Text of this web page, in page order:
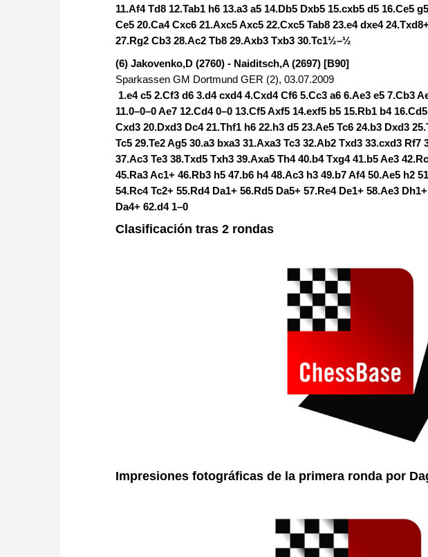
11.Af4 Td8 12.Tab1 h6 13.a3 a5 14.Db5 Dxb5 15.cxb5 d5 16.Ce5
Ce5 20.Ca4 Cxc6 21.Axc5 Axc5 22.Cxc5 Tab8 23.e4 dxe4
27.Rg2 Cb3 28.Ac2 Tb8 29.Axb3 Txb3 30.Tc1½–½
(6) Jakovenko,D (2760) - Naiditsch,A (2697) [B90]
Sparkassen GM Dortmund GER (2), 03.07.2009
1.e4 c5 2.Cf3 d6 3.d4 cxd4 4.Cxd4 Cf6 5.Cc3 a6 6.Ae3 e5 7.Cb3
11.0–0–0 Ae7 12.Cd4 0–0 13.Cf5 Axf5 14.exf5 b5 15.Rb1 b4
Cxd3 20.Dxd3 Dc4 21.Thf1 h6 22.h3 d5 23.Ae5 Tc6 24.b3 Dxd3
Tc5 29.Te2 Ag5 30.a3 bxa3 31.Axa3 Tc3 32.Ab2 Txd3 33.cxd3 Rf7
37.Ac3 Te3 38.Txd5 Txh3 39.Axa5 Th4 40.b4 Txg4 41.b5 Ae3
45.Ra3 Ac1+ 46.Rb3 h5 47.b6 h4 48.Ac3 h3 49.b7 Af4 50.Ae5 h2
54.Rc4 Tc2+ 55.Rd4 Da1+ 56.Rd5 Da5+ 57.Re4 De1+ 58.Ae3
Da4+ 62.d4 1–0
Clasificación tras 2 rondas
Impresiones fotográficas de la primera ronda por